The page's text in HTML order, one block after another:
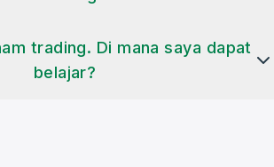
trading. Di mana saya dapat
belajar?